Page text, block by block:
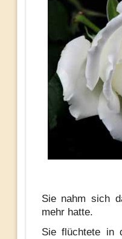
Sie nahm sich
mehr hatte.
Sie flüchtete in